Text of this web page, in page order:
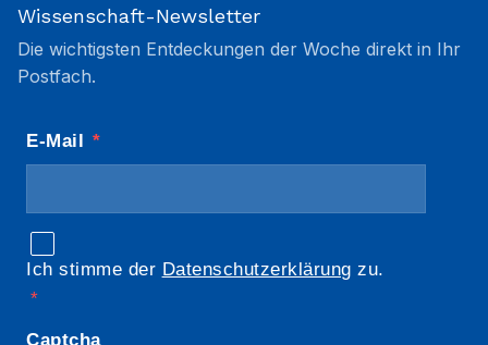
Wissenschaft-Newsletter
Die wichtigsten Entdeckungen der Woche direkt in Ihr
Postfach.